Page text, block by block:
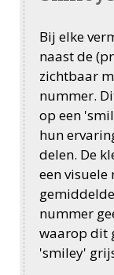
Bij elke
naast de
zichtbaar
nummer.
op een
hun
delen. De
een visuele
nummer
waarop dit
'smiley'